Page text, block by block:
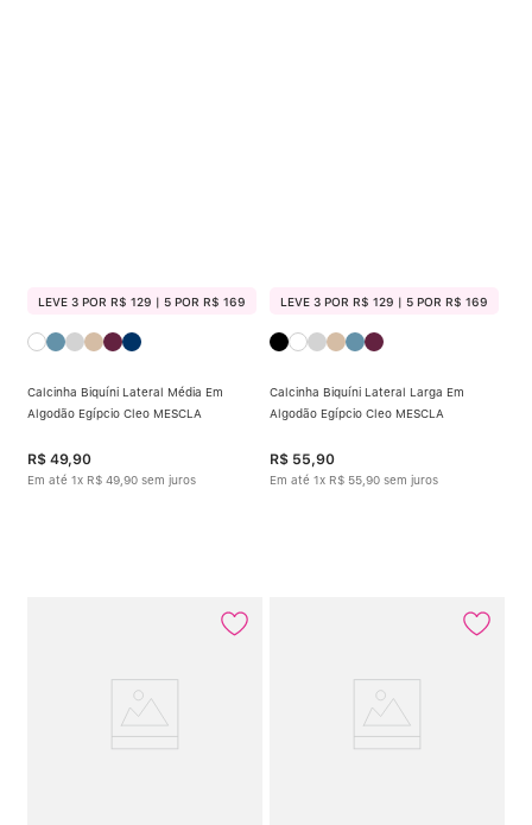
LEVE 3 POR R$ 129 | 5 POR R$ 169
Calcinha Biquíni Lateral Média Em
Algodão Egípcio Cleo MESCLA
R$ 49,90
Em até 1x R$ 49 90 sem juros
LEVE 3 POR R$ 129 | 5 POR R$ 169
Calcinha Biquíni Lateral Larga Em
Algodão Egípcio Cleo MESCLA
R$ 55,90
Em até 1x R$ 55 90 sem juros